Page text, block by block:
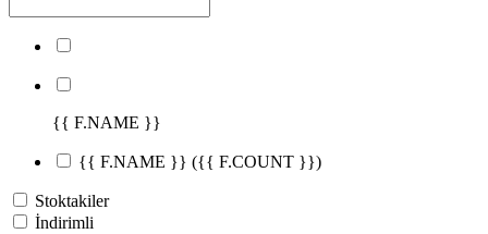
{{ F.NAME }}
{{ F.NAME }} ({{ F.COUNT }})
Stoktakiler
İndirimli